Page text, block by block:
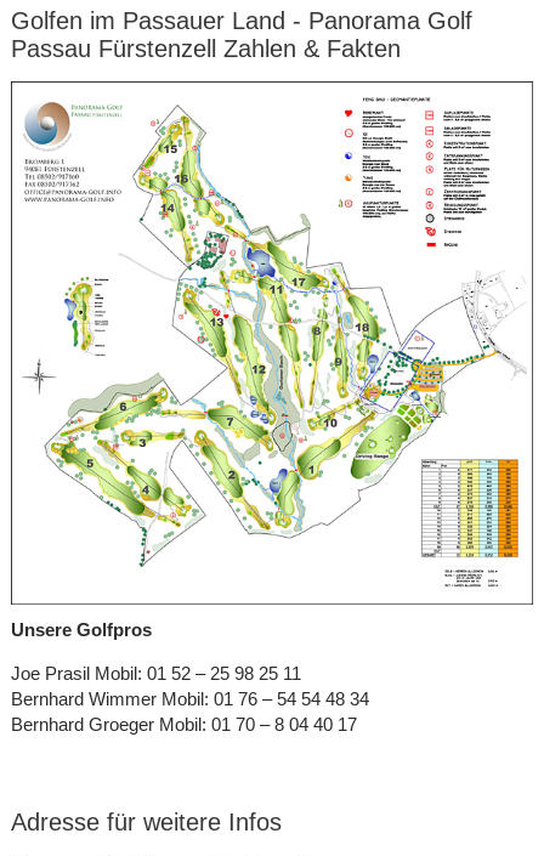
Golfen im Passauer Land - Panorama Golf
Passau Fürstenzell Zahlen & Fakten
Unsere Golfpros
Joe Prasil Mobil: 01 52 – 25 98 25 11
Bernhard Wimmer Mobil: 01 76 – 54 54 48 34
Bernhard Groeger Mobil: 01 70 – 8 04 40 17
Adresse für weitere Infos